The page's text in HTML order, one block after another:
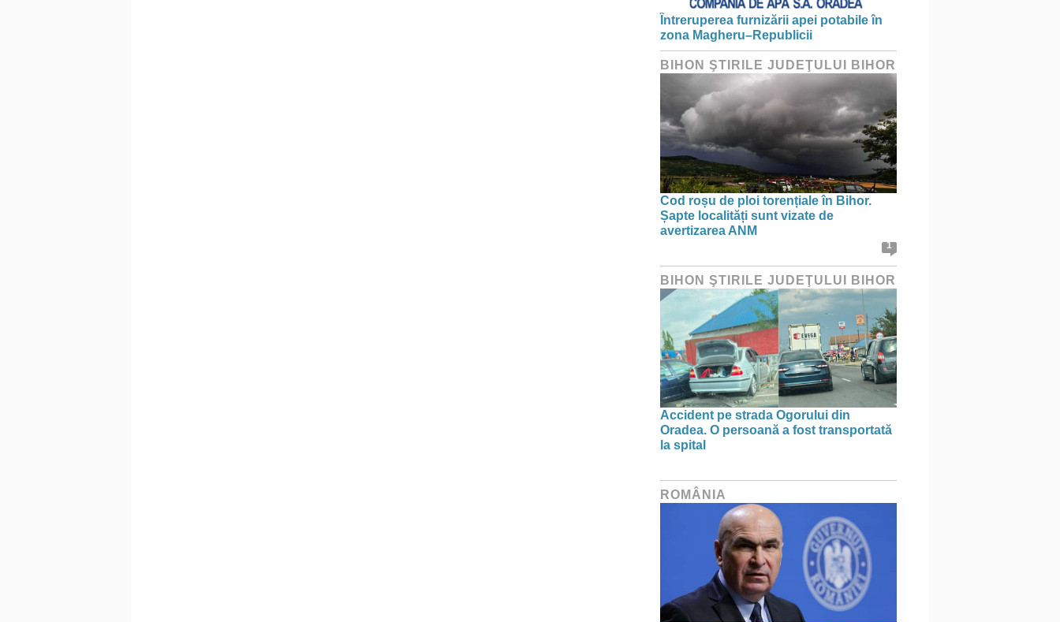
Întreruperea furnizării apei potabile în
zona Magheru–Republicii
BIHON ŞTIRILE JUDEŢULUI BIHOR
Cod roșu de ploi torențiale în Bihor.
Șapte localități sunt vizate de
avertizarea ANM
1
BIHON ŞTIRILE JUDEŢULUI BIHOR
Accident pe strada Ogorului din
Oradea. O persoană a fost transportată
la spital
ROMÂNIA